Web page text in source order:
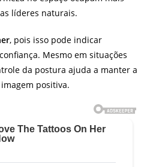
líderes naturais.
, pois isso pode indicar
Mesmo em situações
da postura ajuda a manter a
positiva.